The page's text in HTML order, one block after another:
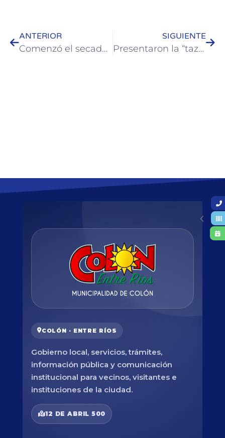
ANTERIOR
Comenzó el secado para limpiar las lagunas de tratamiento de Colón
SIGUIENTE
Presentaron la “taza inclusiva” que se fabrica en la escuela municipal de cerámica
COLÓN · ENTRE RÍOS
Gobierno local, servicios, trámites,
información pública y comunicación
institucional para vecinos, visitantes e
instituciones de la ciudad.
12 DE ABRIL 500